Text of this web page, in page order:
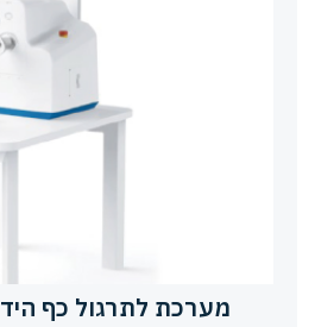
מערכת לתרגול כף היד WristMotus